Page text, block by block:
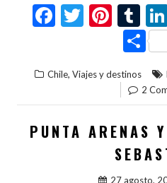
F
b
o
o
T
er
Pi
nt
er
es
t
T
u
m
bl
r
C
o
m
p
ar
ti
r
Chile, Viajes y destinos
2
PUNTA ARENAS
27 agosto,